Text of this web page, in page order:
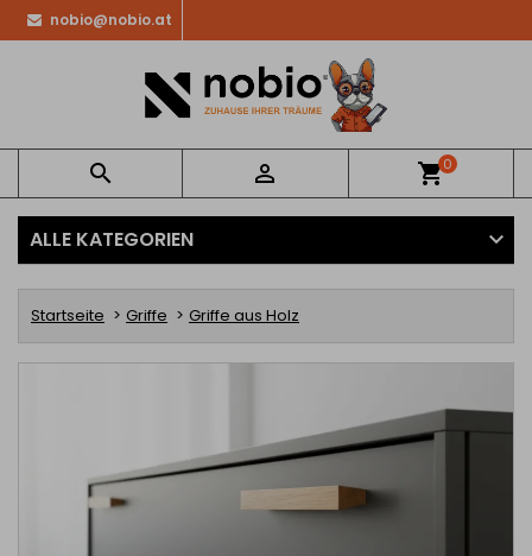
nobio@nobio.at
  shopping_cart0
ALLE KATEGORIEN
Startseite Griffe Griffe aus Holz